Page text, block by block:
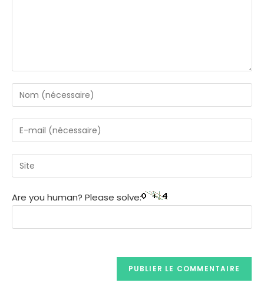
Are you human? Please solve: